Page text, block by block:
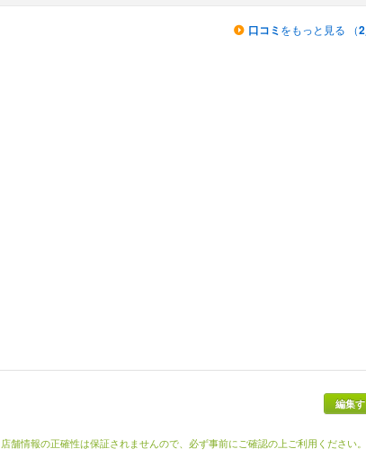
口コミ をもっと見る （2
舗情報の正確性は保証されませんので、必ず事前にご確認の上ご利用ください。